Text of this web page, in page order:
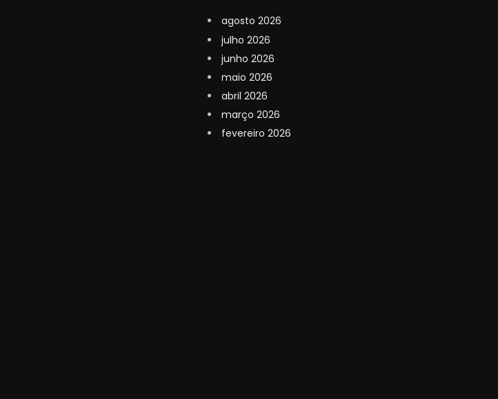
agosto 2026
julho 2026
junho 2026
maio 2026
abril 2026
março 2026
fevereiro 2026